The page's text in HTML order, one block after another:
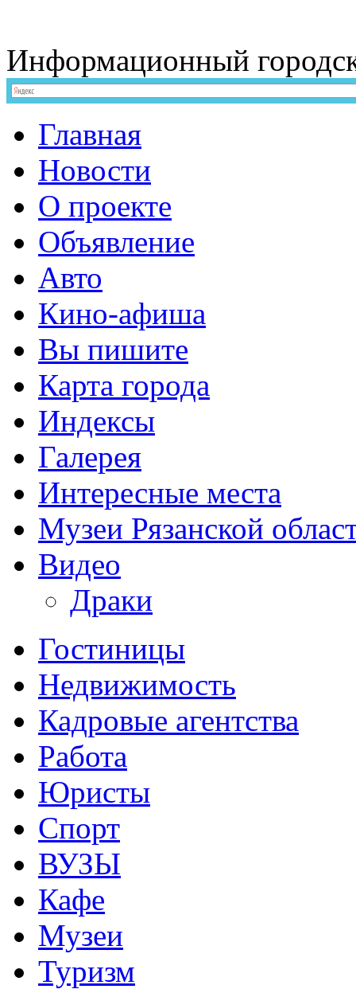
Информационный
Главная
Новости
О проекте
Объявление
Авто
Кино-афиша
Вы пишите
Карта города
Индексы
Галерея
Интересные места
Музеи Рязанской
Видео
Драки
Гостиницы
Недвижимость
Кадровые агентства
Работа
Юристы
Спорт
ВУЗЫ
Кафе
Музеи
Туризм